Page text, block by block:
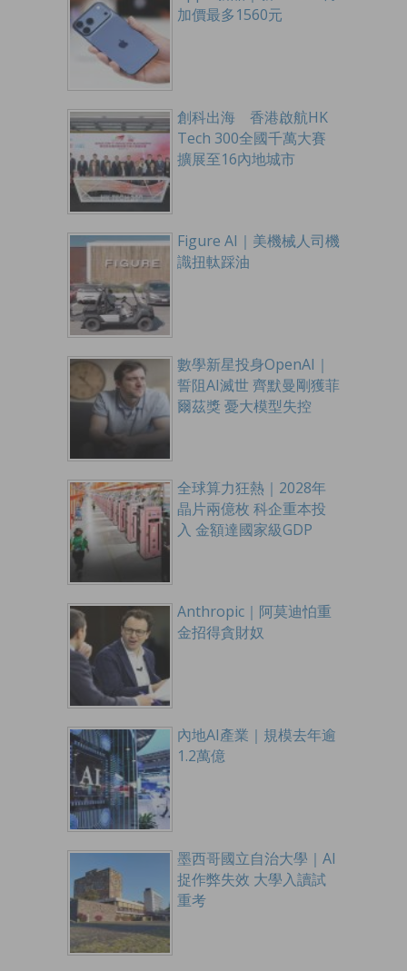
加價最多1560元
創科出海 香港啟航HK
Tech 300全國千萬大賽
擴展至16內地城市
Figure AI｜美機械人司機
識扭軚踩油
數學新星投身OpenAI｜
誓阻AI滅世 齊默曼剛獲菲
爾茲獎 憂大模型失控
全球算力狂熱｜2028年
晶片兩億枚 科企重本投
入 金額達國家級GDP
Anthropic｜阿莫迪怕重
金招得貪財奴
內地AI產業｜規模去年逾
1.2萬億
墨西哥國立自治大學｜AI
捉作弊失效 大學入讀試
重考